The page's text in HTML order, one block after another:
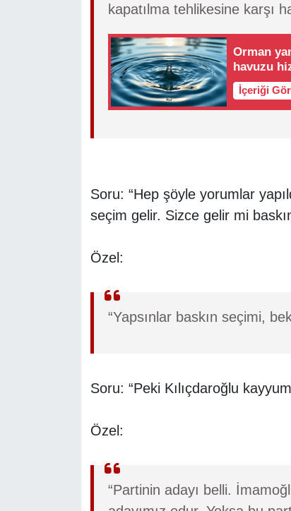
kapatılma tehlikesine karşı
Orman
havuzu
İçeriği
Soru: “Hep şöyle yorumlar
seçim gelir. Sizce gelir mi
Özel:
“Yapsınlar baskın seçimi,
Soru: “Peki Kılıçdaroğlu
Özel:
“Partinin adayı belli.